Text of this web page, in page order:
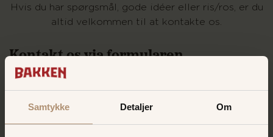
Samtykke Detaljer Om
Hvis du har spørgsmål, gode idéer eller ris/ros, er du
altid velkommen til at kontakte os.
Kontakt os via formularen
Benyt venligt formularen nedenfor, hvis du har
spørgsmål, gode idéer, ris/ros eller andre
henvendelser.